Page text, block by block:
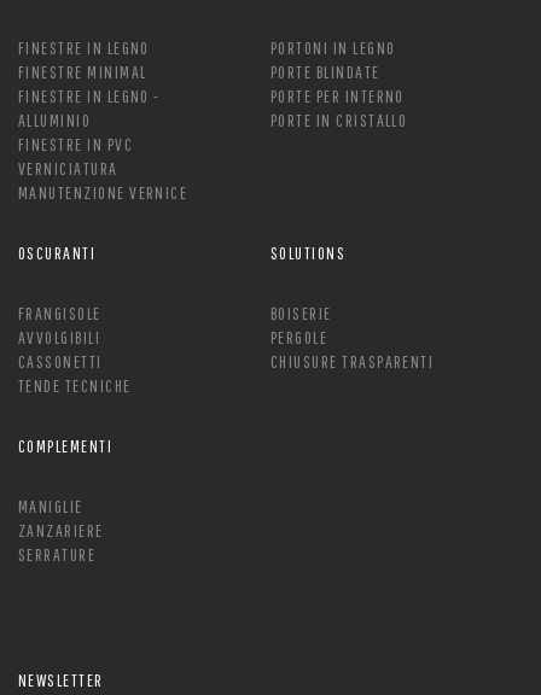
FINESTRE IN LEGNO
FINESTRE MINIMAL
FINESTRE IN LEGNO -
ALLUMINIO
FINESTRE IN PVC
VERNICIATURA
MANUTENZIONE VERNICE
PORTONI IN LEGNO
PORTE BLINDATE
PORTE PER INTERNO
PORTE IN CRISTALLO
OSCURANTI
FRANGISOLE
AVVOLGIBILI
CASSONETTI
TENDE TECNICHE
SOLUTIONS
BOISERIE
PERGOLE
CHIUSURE TRASPARENTI
COMPLEMENTI
MANIGLIE
ZANZARIERE
SERRATURE
NEWSLETTER